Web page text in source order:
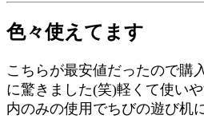
色々使えてます
こちらが最安値だったので購
に驚きました(笑)軽くて使い
内のみの使用でちびの遊び机